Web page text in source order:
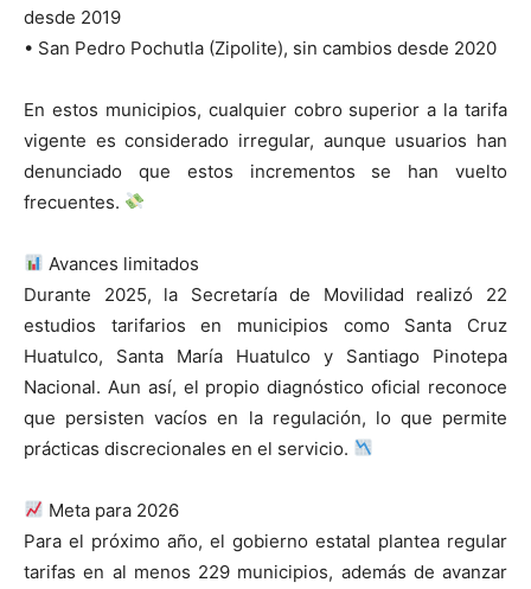
desde 2019
• San Pedro Pochutla (Zipolite), sin cambios desde 2020
En estos municipios, cualquier cobro superior a la tarifa
vigente es considerado irregular, aunque usuarios han
denunciado que estos incrementos se han vuelto
frecuentes.
Avances limitados
Durante 2025, la Secretaría de Movilidad realizó 22
estudios tarifarios en municipios como Santa Cruz
Huatulco, Santa María Huatulco y Santiago Pinotepa
Nacional. Aun así, el propio diagnóstico oficial reconoce
que persisten vacíos en la regulación, lo que permite
prácticas discrecionales en el servicio.
Meta para 2026
Para el próximo año, el gobierno estatal plantea regular
tarifas en al menos 229 municipios, además de avanzar